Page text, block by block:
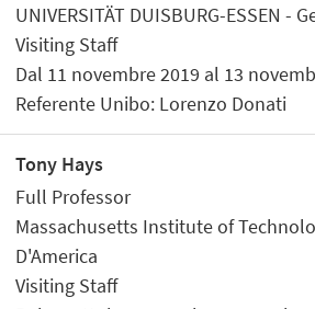
UNIVERSITÄT DUISBURG-ESSEN -
Visiting Staff
Dal 11 novembre 2019 al 13
Referente Unibo: Lorenzo Donati
Tony Hays
Full Professor
Massachusetts Institute of
D'America
Visiting Staff